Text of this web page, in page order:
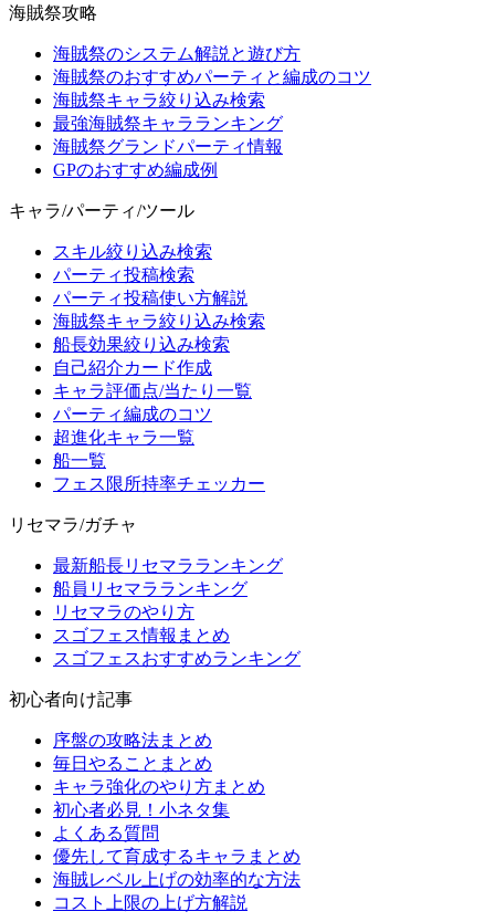
海賊祭攻略
海賊祭のシステム解説と遊び方
海賊祭のおすすめパーティと編成のコツ
海賊祭キャラ絞り込み検索
最強海賊祭キャラランキング
海賊祭グランドパーティ情報
GPのおすすめ編成例
キャラ/パーティ/ツール
スキル絞り込み検索
パーティ投稿検索
パーティ投稿使い方解説
海賊祭キャラ絞り込み検索
船長効果絞り込み検索
自己紹介カード作成
キャラ評価点/当たり一覧
パーティ編成のコツ
超進化キャラ一覧
船一覧
フェス限所持率チェッカー
リセマラ/ガチャ
最新船長リセマラランキング
船員リセマラランキング
リセマラのやり方
スゴフェス情報まとめ
スゴフェスおすすめランキング
初心者向け記事
序盤の攻略法まとめ
毎日やることまとめ
キャラ強化のやり方まとめ
初心者必見！小ネタ集
よくある質問
優先して育成するキャラまとめ
海賊レベル上げの効率的な方法
コスト上限の上げ方解説